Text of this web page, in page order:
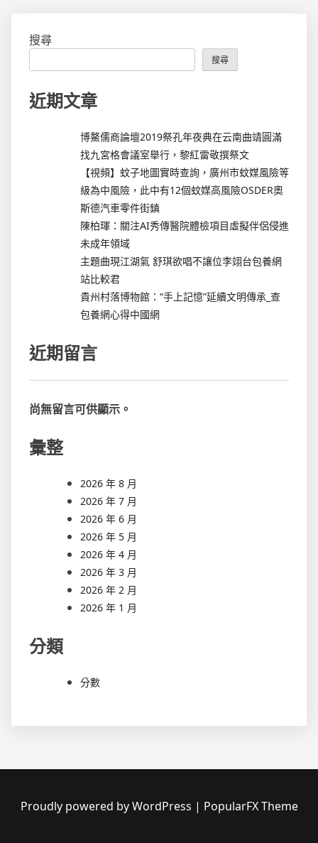
搜尋
搜尋
近期文章
博鰲儒商論壇2019祭孔年夜典在云南曲靖圓滿
找九宮格會議室舉行，黎紅雷敬撰祭文
【視頻】蚊子地圖實時查詢，廣州市蚊媒風險等
級為中風險，此中有12個蚊媒高風險OSDER奧
斯德汽車零件街鎮
陳柏琿：關注AI秀傳醫院體檢項目虛擬伴侶侵進
未成年領域
主題曲現江湖氣 舒琪欲唱不讓位李翊台包養網
站比較君
貴州村落博物館：“手上記憶”延續文明傳承_查
包養網心得中國網
近期留言
尚無留言可供顯示。
彙整
2026 年 8 月
2026 年 7 月
2026 年 6 月
2026 年 5 月
2026 年 4 月
2026 年 3 月
2026 年 2 月
2026 年 1 月
分類
分數
Proudly powered by WordPress | PopularFX Theme